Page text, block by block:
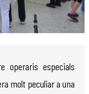
operaris especials
molt peculiar a una